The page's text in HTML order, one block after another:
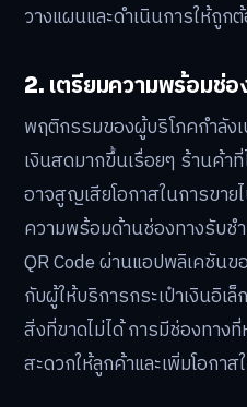
วางแผนและดำเนินการให้ถูก
2. เตรียมความพร้อมช่อ
พฤติกรรมของผู้บริโภคกำลัง
เงินสดมากขึ้นเรื่อยๆ ร้านค้า
อาจสูญเสียโอกาสในการขาย
ความพร้อมด้านช่องทางรับช
QR Code ผ่านแอปพลิเคชัน
กับผู้ให้บริการกระเป๋าเงินอิ
สิ่งที่ขาดไม่ได้ การมีช่องทาง
สะดวกให้ลูกค้าและเพิ่มโอกา